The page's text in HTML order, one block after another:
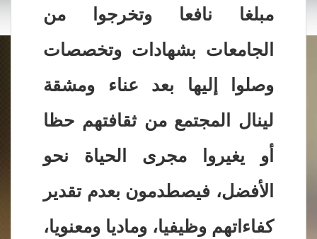
مبلغا نافعا وتخرجوا من
الجامعات بشهادات وتخصصات
وصلوا إليها بعد عناء ومشقة
لينال المجتمع من ثقافتهم حظا
أو يغيروا مجرى الحياة نحو
الأفضل، فيصطدمون بعدم تقدير
كفاءاتهم وظيفيا، وماديا ومعنويا،